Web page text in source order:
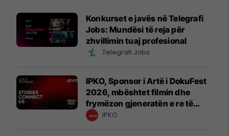
Konkurset e javës në Telegrafi
Jobs: Mundësi të reja për
zhvillimin tuaj profesional
Telegrafi Jobs
IPKO, Sponsor i Artë i DokuFest
2026, mbështet filmin dhe
frymëzon gjeneratën e re të
krijuesve
IPKO